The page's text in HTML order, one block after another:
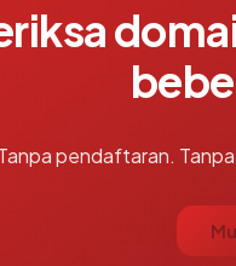
pendaftaran.